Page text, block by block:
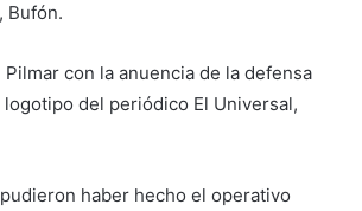
Bufón.
con la anuencia de la defensa
del periódico El Universal,
haber hecho el operativo